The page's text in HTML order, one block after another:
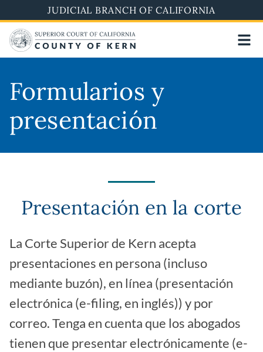
to
main
content
JUDICIAL BRANCH OF CALIFORNIA
Formularios y
presentación
Presentación en la corte
La Corte Superior de Kern acepta
presentaciones en persona (incluso
mediante buzón), en línea (presentación
electrónica (e-filing, en inglés)) y por
correo. Tenga en cuenta que los abogados
tienen que presentar electrónicamente (e-